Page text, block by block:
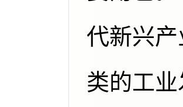
代新兴
类的工